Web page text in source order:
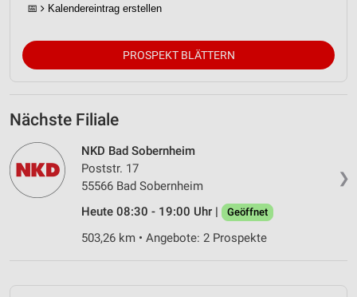
📅 Kalendereintrag erstellen
PROSPEKT BLÄTTERN
Nächste Filiale
❯
NKD Bad Sobernheim
Poststr. 17
55566 Bad Sobernheim
Heute 08:30 - 19:00 Uhr |
Geöffnet
503,26 km • Angebote: 2 Prospekte